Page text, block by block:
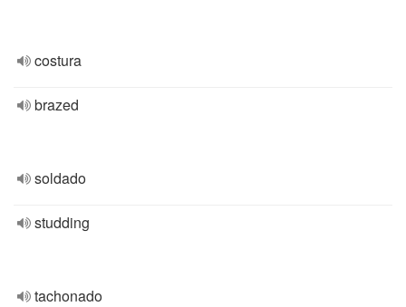
costura
brazed
soldado
studding
tachonado